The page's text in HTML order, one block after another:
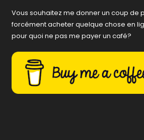
Vous souhaitez me donner un coup de
forcément acheter quelque chose en
pour quoi ne pas me payer un café?